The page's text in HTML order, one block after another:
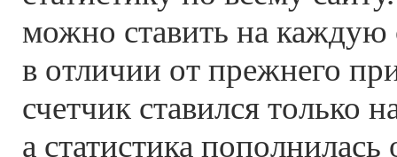
можно ставить на каждую
в отличии от прежнего
счетчик ставился только
а статистика пополнилась